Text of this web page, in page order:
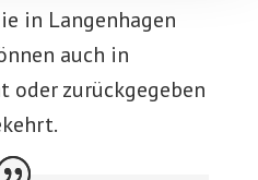
in Langenhagen
auch in
oder zurückgegeben